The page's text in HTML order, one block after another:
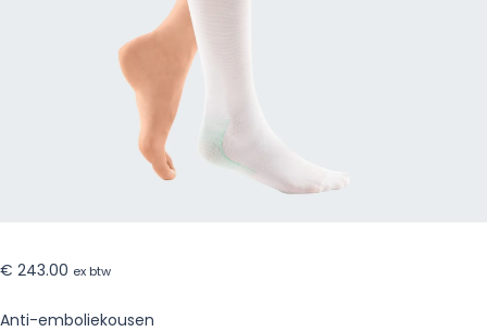
€ 243.00 ex btw
Anti-emboliekousen